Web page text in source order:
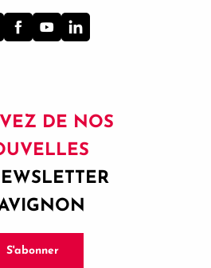
DE NOS
S'abonner